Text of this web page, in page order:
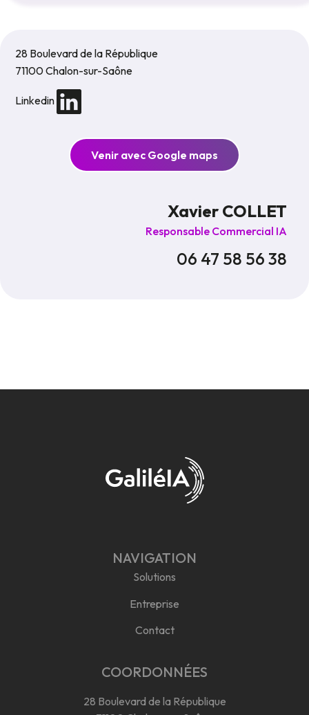
28 Boulevard de la République
71100 Chalon-sur-Saône
Linkedin
Venir avec Google maps
Xavier COLLET
Responsable Commercial IA
06 47 58 56 38
NAVIGATION
Solutions
Entreprise
Contact
COORDONNÉES
28 Boulevard de la République